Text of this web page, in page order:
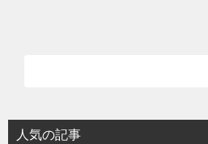
人気の記事